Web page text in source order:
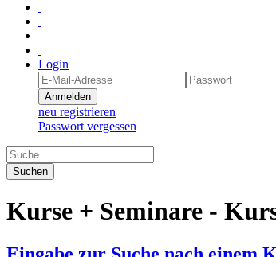
Login
Anmelden
neu registrieren
Passwort vergessen
Suchen
Kurse + Seminare -